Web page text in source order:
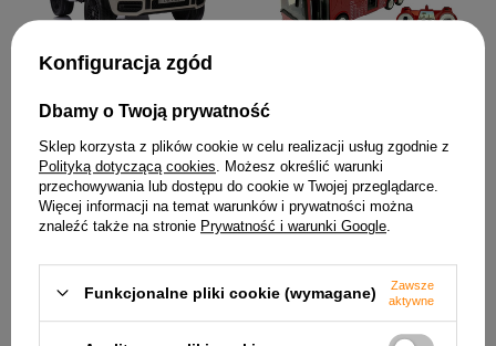
Auto Na Akumulator
2 131,01 zł
Konfiguracja zgód
Dbamy o Twoją prywatność
Sklep korzysta z plików cookie w celu realizacji usług zgodnie z
Polityką dotyczącą cookies . Możesz określić warunki
przechowywania lub dostępu do cookie w Twojej przeglądarce.
Więcej informacji na temat warunków i prywatności można
znaleźć także na stronie Prywatność i warunki Google
Funkcjonalne pliki cookie (wymagane)
Zawsze
aktywne